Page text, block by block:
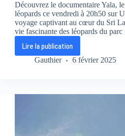
Découvrez le documentaire Yala,
léopards ce vendredi à 20h50 sur
voyage captivant au cœur du Sri
vie fascinante des léopards du parc
Lire la publication
Yala,
le
:
l’univers
Gauthier 6 février 2025